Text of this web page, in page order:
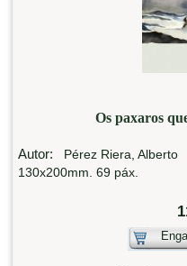
Os paxaros
Autor:
Pérez Riera, Alberto
130x200mm. 69 páx.